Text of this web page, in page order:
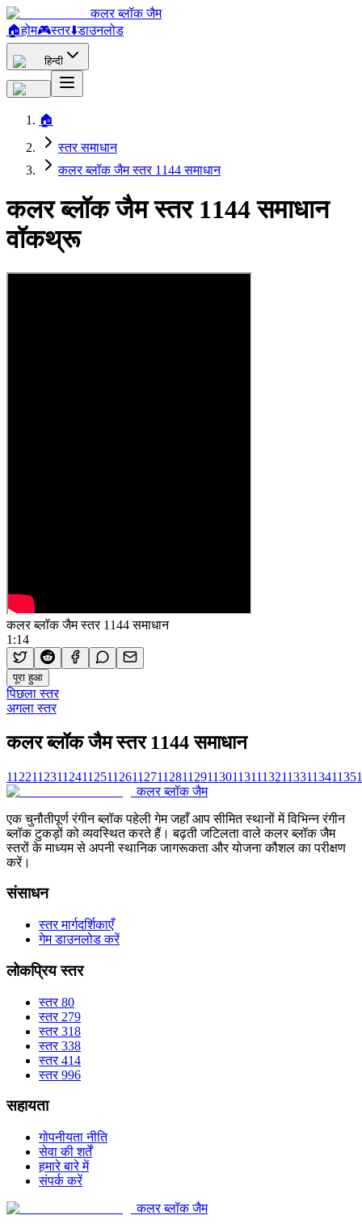
कलर ब्लॉक जैम
🏠होम🎮स्तर⬇️डाउनलोड
हिन्दी
🏠
स्तर समाधान
कलर ब्लॉक जैम स्तर 1144 समाधान
कलर ब्लॉक जैम स्तर 1144 समाधान
वॉकथ्रू
कलर ब्लॉक जैम स्तर 1144 समाधान
1:14
पूरा हुआ
पिछला स्तर
अगला स्तर
कलर ब्लॉक जैम स्तर 1144 समाधान
11221123112411251126112711281129113011311132113311341135
कलर ब्लॉक जैम
एक चुनौतीपूर्ण रंगीन ब्लॉक पहेली गेम जहाँ आप सीमित स्थानों में विभिन्न रंगीन
ब्लॉक टुकड़ों को व्यवस्थित करते हैं। बढ़ती जटिलता वाले कलर ब्लॉक जैम
स्तरों के माध्यम से अपनी स्थानिक जागरूकता और योजना कौशल का परीक्षण
करें।
संसाधन
स्तर मार्गदर्शिकाएँ
गेम डाउनलोड करें
लोकप्रिय स्तर
स्तर 80
स्तर 279
स्तर 318
स्तर 338
स्तर 414
स्तर 996
सहायता
गोपनीयता नीति
सेवा की शर्तें
हमारे बारे में
संपर्क करें
कलर ब्लॉक जैम